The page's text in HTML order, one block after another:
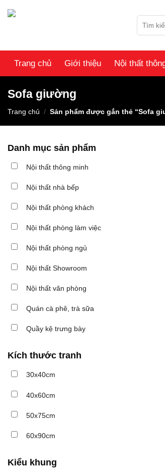
kiếm:
Trang chủ Giới thiệu Nội thất
Sofa giường
Trang chủ / Sản phẩm được gắn thẻ “Sofa
Danh mục sản phẩm
Nội thất thông minh
Nội thất nhà bếp
Nội thất phòng khách
Nội thất phòng làm việc
Nội thất phòng ngủ
Nội thất Showroom
Nội thất văn phòng
Quán cà phê, trà sữa
Quầy kệ trưng bày
Kích thước tranh
30x40cm
40x60cm
50x75cm
60x90cm
Kiểu khung